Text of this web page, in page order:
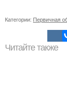
Категории: Первичная
Читайте также